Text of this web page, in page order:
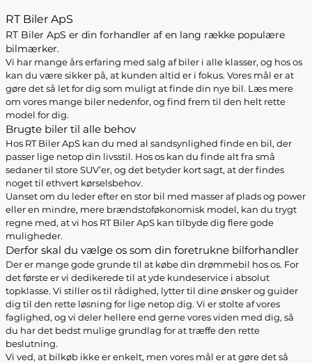
RT Biler ApS
RT Biler ApS er din forhandler af en lang række populære
bilmærker.
Vi har mange års erfaring med salg af biler i alle klasser, og hos os
kan du være sikker på, at kunden altid er i fokus. Vores mål er at
gøre det så let for dig som muligt at finde din nye bil. Læs mere
om vores mange biler nedenfor, og find frem til den helt rette
model for dig.
Brugte biler til alle behov
Hos RT Biler ApS kan du med al sandsynlighed finde en bil, der
passer lige netop din livsstil. Hos os kan du finde alt fra små
sedaner til store SUV’er, og det betyder kort sagt, at der findes
noget til ethvert kørselsbehov.
Uanset om du leder efter en stor bil med masser af plads og power
eller en mindre, mere brændstoføkonomisk model, kan du trygt
regne med, at vi hos RT Biler ApS kan tilbyde dig flere gode
muligheder.
Derfor skal du vælge os som din foretrukne bilforhandler
Der er mange gode grunde til at købe din drømmebil hos os. For
det første er vi dedikerede til at yde kundeservice i absolut
topklasse. Vi stiller os til rådighed, lytter til dine ønsker og guider
dig til den rette løsning for lige netop dig. Vi er stolte af vores
faglighed, og vi deler hellere end gerne vores viden med dig, så
du har det bedst mulige grundlag for at træffe den rette
beslutning.
Vi ved, at bilkøb ikke er enkelt, men vores mål er at gøre det så